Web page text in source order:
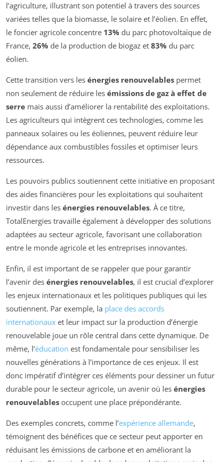
l’agriculture, illustrant son potentiel à travers des sources
variées telles que la biomasse, le solaire et l’éolien. En effet,
le foncier agricole concentre 13% du parc photovoltaïque de
France, 26% de la production de biogaz et 83% du parc
éolien.
Cette transition vers les énergies renouvelables permet
non seulement de réduire les émissions de gaz à effet de
serre mais aussi d’améliorer la rentabilité des exploitations.
Les agriculteurs qui intègrent ces technologies, comme les
panneaux solaires ou les éoliennes, peuvent réduire leur
dépendance aux combustibles fossiles et optimiser leurs
ressources.
Les pouvoirs publics soutiennent cette initiative en proposant
des aides financières pour les exploitations qui souhaitent
investir dans les énergies renouvelables. À ce titre,
TotalEnergies travaille également à développer des solutions
adaptées au secteur agricole, favorisant une collaboration
entre le monde agricole et les entreprises innovantes.
Enfin, il est important de se rappeler que pour garantir
l’avenir des énergies renouvelables, il est crucial d’explorer
les enjeux internationaux et les politiques publiques qui les
soutiennent. Par exemple, la place des accords
internationaux et leur impact sur la production d’énergie
renouvelable joue un rôle central dans cette dynamique. De
même, l’éducation est fondamentale pour sensibiliser les
nouvelles générations à l’importance de ces enjeux. Il est
donc impératif d’intégrer ces éléments pour dessiner un futur
durable pour le secteur agricole, un avenir où les énergies
renouvelables occupent une place prépondérante.
Des exemples concrets, comme l’expérience allemande,
témoignent des bénéfices que ce secteur peut apporter en
réduisant les émissions de carbone et en améliorant la